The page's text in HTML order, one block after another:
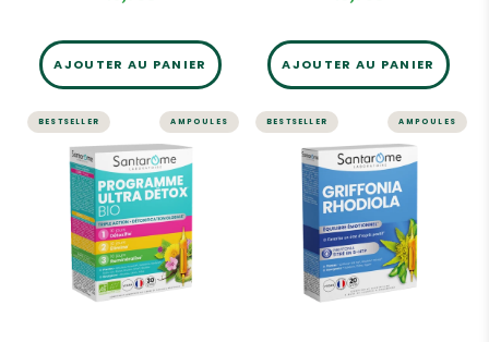
AJOUTER AU PANIER AJOUTER AU PANIER
BESTSELLER AMPOULES
DÉTOX
Programme Ultra
Détox Bio - 30
ampoules
Programme Bio 30 jours
pour une DÉTOX GLOBALE
de l'organisme.
Triple action : DÉTOXIFIE,
BESTSELLER AMPOULES
STRESS ET MÉMOIRE
Griffonia
Rhodiola - 20
ampoules
Formule associant le
Griffonia titré en 5-HTTP,
un acide aminé rare, et la
Rhodiola.